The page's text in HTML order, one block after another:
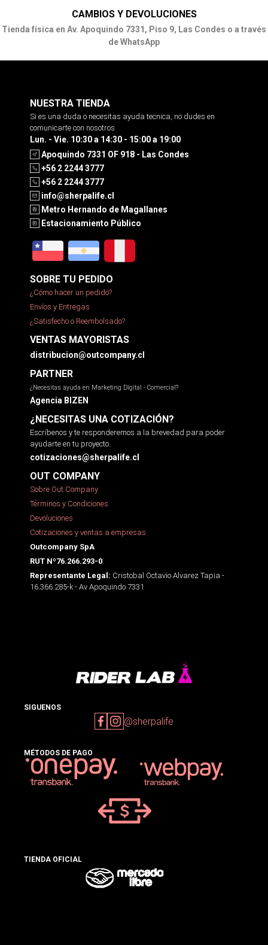
CAMBIOS Y DEVOLUCIONES
Tienda física en Av. Apoquindo 7331, Piso 9, Las Condes o a través
de WhatsApp
NUESTRA TIENDA
Si es una duda o necesitas ayuda tecnica, no dudes en
comunicarte con nosotros
Lun. - Vie. 10:30 a 14:30 - 15:00 a 19:00
Apoquindo 7331 OF 918 - Las Condes
+56 2 2244 3777
+56 2 2244 3777
info@sherpalife.cl
Metro Hernando de Magallanes
Estacionamiento Público
SOBRE TU PEDIDO
¿Cómo hacer un pedido?
Envíos y Entregas
¿Satisfecho o Reembolsado?
VENTAS MAYORISTAS
distribucion@outcompany.cl
PARTNER
¿Necesitas ayuda en Marketing Digital - Comercial?
Agencia BIZEN
¿NECESITAS UNA COTIZACIÓN?
Escríbenos y te responderemos a la brevedad para poder
ayudarte en tu proyecto.
cotizaciones@sherpalife.cl
OUT COMPANY
Sobre Out Company
Términos y Condiciones
Devoluciones
Cotizaciones y ventas a empresas
Outcompany SpA
RUT Nº76.266.293-0
Representante Legal: Cristobal Octavio Alvarez Tapia -
16.366.285-k - Av Apoquindo 7331
SIGUENOS
@sherpalife
MÉTODOS DE PAGO
TIENDA OFICIAL